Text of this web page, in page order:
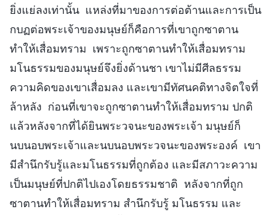
ยิ่งแย่ลงเท่านั้น แหล่งที่มาของการต่อต้านและการเป็น
กบฏต่อพระเจ้าของมนุษย์ก็คือการที่เขาถูกซาตาน
ทำให้เสื่อมทราม เพราะถูกซาตานทำให้เสื่อมทราม
มโนธรรมของมนุษย์จึงยิ่งด้านชา เขาไม่มีศีลธรรม
ความคิดของเขาเสื่อมลง และเขามีทัศนคติทางจิตใจที่
ล้าหลัง ก่อนที่เขาจะถูกซาตานทำให้เสื่อมทราม ปกติ
แล้วหลังจากที่ได้ยินพระวจนะของพระเจ้า มนุษย์ก็
นบนอบพระเจ้าและนบนอบพระวจนะของพระองค์ เขา
มีสำนึกรับรู้และมโนธรรมที่ถูกต้อง และมีสภาวะความ
เป็นมนุษย์ที่ปกติไปเองโดยธรรมชาติ หลังจากที่ถูก
ซาตานทำให้เสื่อมทราม สำนึกรับรู้ มโนธรรม และ